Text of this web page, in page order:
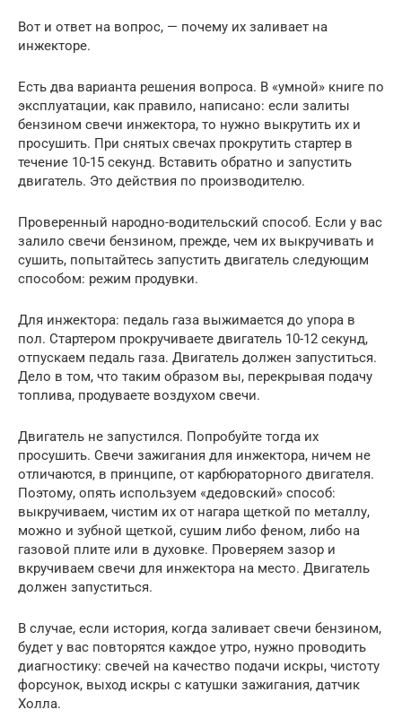
Вот и ответ на вопрос, — почему их заливает на
инжекторе.
Есть два варианта решения вопроса. В «умной» книге по
эксплуатации, как правило, написано: если залиты
бензином свечи инжектора, то нужно выкрутить их и
просушить. При снятых свечах прокрутить стартер в
течение 10-15 секунд. Вставить обратно и запустить
двигатель. Это действия по производителю.
Проверенный народно-водительский способ. Если у вас
залило свечи бензином, прежде, чем их выкручивать и
сушить, попытайтесь запустить двигатель следующим
способом: режим продувки.
Для инжектора: педаль газа выжимается до упора в
пол. Стартером прокручиваете двигатель 10-12 секунд,
отпускаем педаль газа. Двигатель должен запуститься.
Дело в том, что таким образом вы, перекрывая подачу
топлива, продуваете воздухом свечи.
Двигатель не запустился. Попробуйте тогда их
просушить. Свечи зажигания для инжектора, ничем не
отличаются, в принципе, от карбюраторного двигателя.
Поэтому, опять используем «дедовский» способ:
выкручиваем, чистим их от нагара щеткой по металлу,
можно и зубной щеткой, сушим либо феном, либо на
газовой плите или в духовке. Проверяем зазор и
вкручиваем свечи для инжектора на место. Двигатель
должен запуститься.
В случае, если история, когда заливает свечи бензином,
будет у вас повторятся каждое утро, нужно проводить
диагностику: свечей на качество подачи искры, чистоту
форсунок, выход искры с катушки зажигания, датчик
Холла.